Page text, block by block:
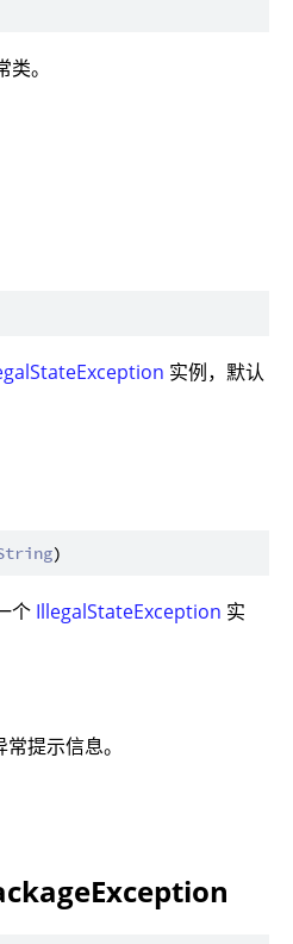
。
实例，默认
个 IllegalStateException 实
常提示信息。